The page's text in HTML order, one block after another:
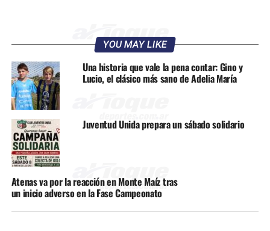
YOU MAY LIKE
Una historia que vale la pena contar: Gino y
Lucio, el clásico más sano de Adelia María
Juventud Unida prepara un sábado solidario
Atenas va por la reacción en Monte Maíz tras
un inicio adverso en la Fase Campeonato